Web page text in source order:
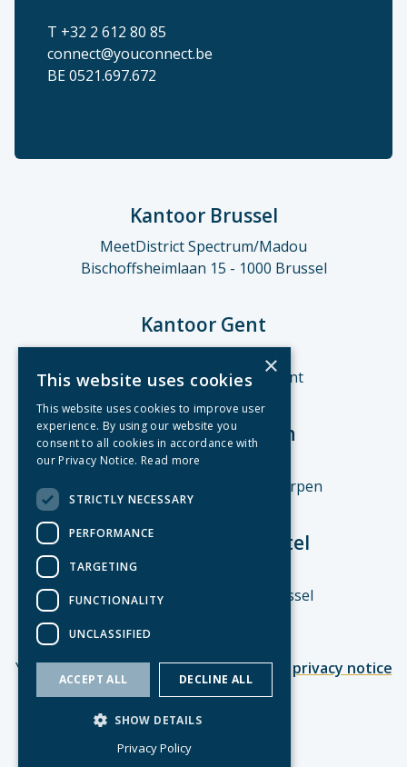
T +32 2 612 80 85
connect@youconnect.be
BE 0521.697.672
Kantoor Brussel
MeetDistrict Spectrum/Madou
Bischoffsheimlaan 15 - 1000 Brussel
Kantoor Gent
Nederkouter 124 - 9000 Gent
Kantoor Antwerpen
MeetDistrict The Link
Posthofbrug 6/8 - 2600 Antwerpen
Maatschappelijke zetel
Congresstraat 35 - 1000 Brussel
YouConnect nv © 2026 disclaimer
privacy notice
×
This website uses cookies
This website uses cookies to improve user
experience. By using our website you
consent to all cookies in accordance with
our Privacy Notice. Read more
STRICTLY NECESSARY
PERFORMANCE
TARGETING
FUNCTIONALITY
UNCLASSIFIED
ACCEPT ALL DECLINE ALL
SHOW DETAILS
Privacy Policy